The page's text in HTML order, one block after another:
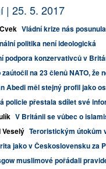
| 25. 5. 2017
Vládní krize nás
politika není ideologická
podpora konzervativců v
zaútočil na 23 členů NATO, že
Abedi měl stejný profil jako
policie přestala sdílet své
V Británii se vůbec o
Veselý Teroristickým útokům
jako v Československu za
muslimové pořádali